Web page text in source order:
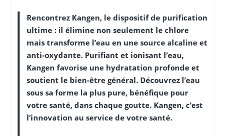
Rencontrez Kangen, le dispositif de purification
ultime : il élimine non seulement le chlore
mais transforme l’eau en une source alcaline et
anti-oxydante. Purifiant et ionisant l’eau,
Kangen favorise une hydratation profonde et
soutient le bien-être général. Découvrez l’eau
sous sa forme la plus pure, bénéfique pour
votre santé, dans chaque goutte. Kangen, c’est
l’innovation au service de votre santé.